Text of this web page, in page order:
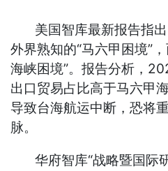
美国智库最新报告指出
外界熟知的“马六甲困境”
海峡困境”。报告分析，
出口贸易占比高于马六甲
导致台海航运中断，恐将
脉。
华府智库“战略暨国际